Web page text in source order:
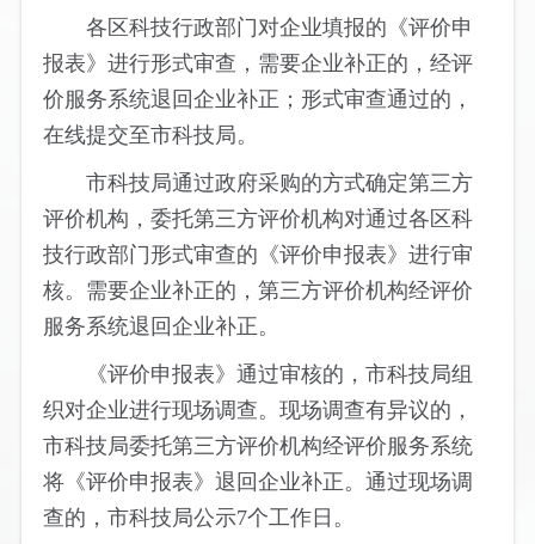
各区科技行政部门对企业填报的《评价申
报表》进行形式审查，需要企业补正的，经评
价服务系统退回企业补正；形式审查通过的，
在线提交至市科技局。
市科技局通过政府采购的方式确定第三方
评价机构，委托第三方评价机构对通过各区科
技行政部门形式审查的《评价申报表》进行审
核。需要企业补正的，第三方评价机构经评价
服务系统退回企业补正。
《评价申报表》通过审核的，市科技局组
织对企业进行现场调查。现场调查有异议的，
市科技局委托第三方评价机构经评价服务系统
将《评价申报表》退回企业补正。通过现场调
查的，市科技局公示7个工作日。